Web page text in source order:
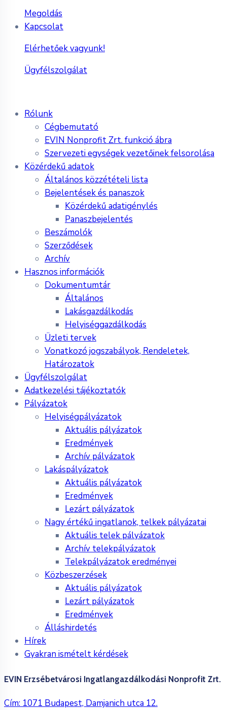
Megoldás
Kapcsolat
Elérhetőek vagyunk!
Ügyfélszolgálat
Rólunk
Cégbemutató
EVIN Nonprofit Zrt. funkció ábra
Szervezeti egységek vezetőinek felsorolása
Közérdekű adatok
Általános közzétételi lista
Bejelentések és panaszok
Közérdekű adatigénylés
Panaszbejelentés
Beszámolók
Szerződések
Archív
Hasznos információk
Dokumentumtár
Általános
Lakásgazdálkodás
Helyiséggazdálkodás
Üzleti tervek
Vonatkozó jogszabályok, Rendeletek,
Határozatok
Ügyfélszolgálat
Adatkezelési tájékoztatók
Pályázatok
Helyiségpályázatok
Aktuális pályázatok
Eredmények
Archív pályázatok
Lakáspályázatok
Aktuális pályázatok
Eredmények
Lezárt pályázatok
Nagy értékű ingatlanok, telkek pályázatai
Aktuális telek pályázatok
Archív telekpályázatok
Telekpályázatok eredményei
Közbeszerzések
Aktuális pályázatok
Lezárt pályázatok
Eredmények
Álláshirdetés
Hírek
Gyakran ismételt kérdések
EVIN Erzsébetvárosi Ingatlangazdálkodási Nonprofit Zrt.
Cím: 1071 Budapest, Damjanich utca 12.